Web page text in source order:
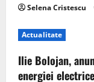
Selena Cristescu
Actualitate
Ilie Bolojan,
energiei